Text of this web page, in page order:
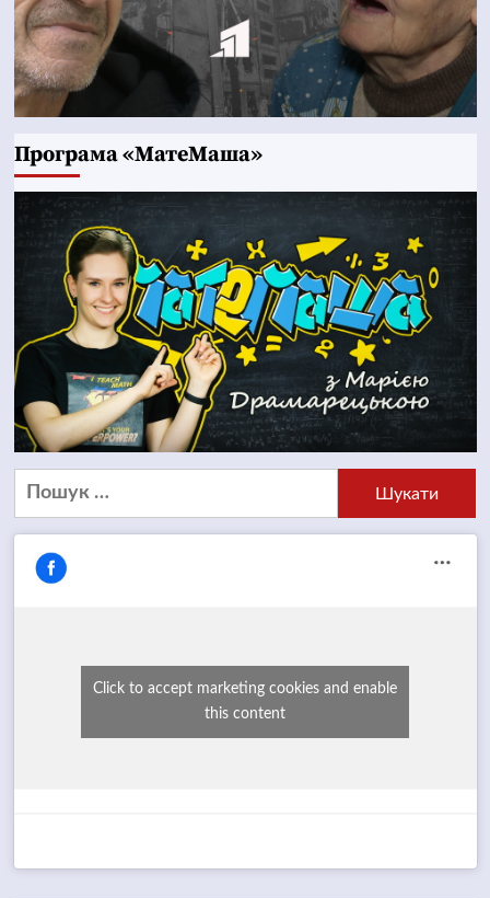
Програма «МатеМаша»
Пошук:
Click to accept marketing cookies and enable
this content